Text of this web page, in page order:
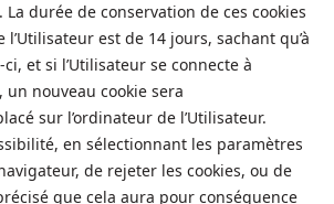
La durée de conservation de ces cookies
l’Utilisateur est de 14 jours, sachant qu’à
et si l’Utilisateur se connecte à
un nouveau cookie sera
sur l’ordinateur de l’Utilisateur.
en sélectionnant les paramètres
de rejeter les cookies, ou de
que cela aura pour conséquence